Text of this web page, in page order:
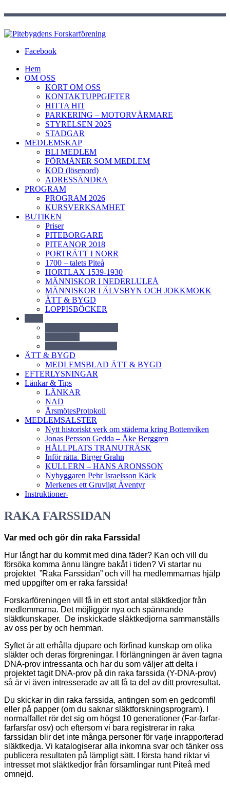
Facebook
Hem
OM OSS
KORT OM OSS
KONTAKTUPPGIFTER
HITTA HIT
PARKERING – MOTORVÄRMARE
STYRELSEN 2025
STADGAR
MEDLEMSKAP
BLI MEDLEM
FÖRMÅNER SOM MEDLEM
KOD (lösenord)
ADRESSÄNDRA
PROGRAM
PROGRAM 2026
KURSVERKSAMHET
BUTIKEN
Priser
PITEBORGARE
PITEANOR 2018
PORTRÄTT I NORR
1700 – talets Piteå
HORTLAX 1539-1930
MÄNNISKOR I NEDERLULEÅ
MÄNNISKOR I ÄLVSBYN OCH JOKKMOKK
ÄTT & BYGD
LOPPISBÖCKER
ÄTT & BYGD
MEDLEMSBLAD ÄTT & BYGD
EFTERLYSNINGAR
Länkar & Tips
LÄNKAR
NAD
ÅrsmötesProtokoll
MEDLEMSALSTER
Nytt historiskt verk om städerna kring Bottenviken
Jonas Persson Gedda – Åke Berggren
HÅLLPLATS TRANUTRÄSK
Inför rätta. Birger Grahn
KULLERN – HANS ARONSSON
Nybyggaren Pehr Israelsson Käck
Merkenes ett Gruvligt Äventyr
Instruktioner-
RAKA FARSSIDAN
Var med och gör din raka Farssida!
Hur långt har du kommit med dina fäder? Kan och vill du
försöka komma ännu längre bakåt i tiden? Vi startar nu
projektet ”Raka Farssidan” och vill ha medlemmarnas hjälp
med uppgifter om er raka farssida!
Forskarföreningen vill få in ett stort antal släktkedjor från
medlemmarna. Det möjliggör nya och spännande
släktkunskaper. De inskickade släktkedjorna sammanställs
av oss per by och hemman.
Syftet är att erhålla djupare och förfinad kunskap om olika
släkter och deras förgreningar. I förlängningen är även tagna
DNA-prov intressanta och har du som väljer att delta i
projektet tagit DNA-prov på din raka farssida (Y-DNA-prov)
så är vi även intresserade av att få ta del av ditt provresultat.
Du skickar in din raka farssida, antingen som en gedcomfil
eller på papper (om du saknar släktforskningsprogram). I
normalfallet rör det sig om högst 10 generationer (Far-farfar-
farfarsfar osv) och eftersom vi bara registrerar in raka
farssidan blir det inte många personer för varje inrapporterad
släktkedja. Vi katalogiserar alla inkomna svar och tänker oss
publicera resultaten på lämpligt sätt. I första hand riktar vi
intresset mot släktkedjor från församlingar runt Piteå med
omnejd.